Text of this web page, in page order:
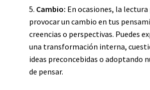
5. Cambio: En ocasiones, la lectura
provocar un cambio en tus
creencias o perspectivas. Puedes
una transformación interna,
ideas preconcebidas o adoptando
de pensar.